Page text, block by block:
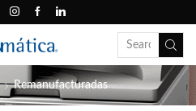
Remanufacturadas